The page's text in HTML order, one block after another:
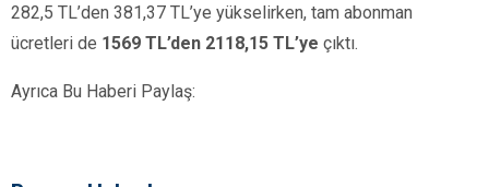
282,5 TL’den 381,37 TL’ye yükselirken, tam abonman
ücretleri de 1569 TL’den 2118,15 TL’ye çıktı.
Ayrıca Bu Haberi Paylaş: